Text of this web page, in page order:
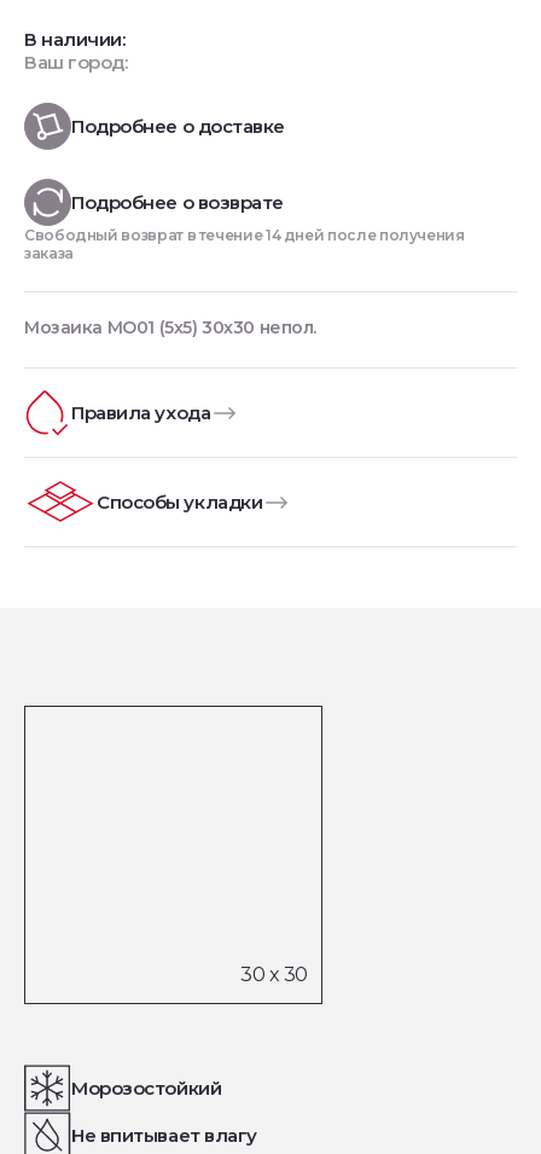
В наличии:
Ваш город:
Подробнее о доставке
Подробнее о возврате
Свободный возврат в течение 14 дней после получения
заказа
Мозаика MO01 (5х5) 30x30 непол.
Правила ухода
Способы укладки
Морозостойкий
Не впитывает влагу